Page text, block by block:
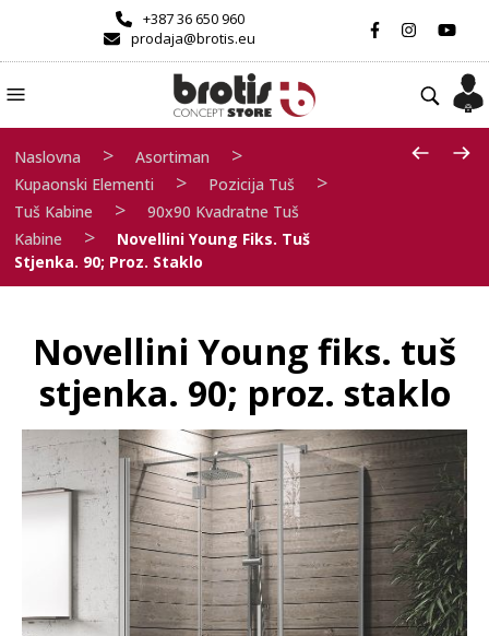
+387 36 650 960
prodaja@brotis.eu
Naslovna > Asortiman >
Kupaonski Elementi > Pozicija Tuš >
Tuš Kabine >
90x90 Kvadratne Tuš
Kabine
>
Novellini Young Fiks. Tuš
Stjenka. 90; Proz. Staklo
Novellini Young fiks. tuš
stjenka. 90; proz. staklo